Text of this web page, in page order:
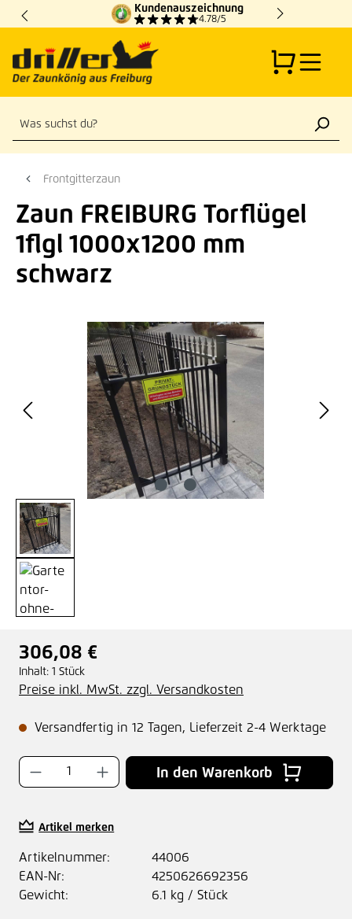
Zum Hauptinhalt springen
Kundenauszeichnung
4.78/5
Frontgitterzaun
Zaun FREIBURG Torflügel
1flgl 1000x1200 mm
schwarz
Bildergalerie überspringen
Regulärer Preis:
306,08 €
Inhalt: 1 Stück
Preise inkl. MwSt. zzgl. Versandkosten
Versandfertig in 12 Tagen, Lieferzeit 2-4 Werktage
Produkt Anzahl: Gib den gewünschten
In den Warenkorb
Artikel merken
Artikelnummer:
44006
EAN-Nr:
4250626692356
Gewicht:
6.1 kg / Stück